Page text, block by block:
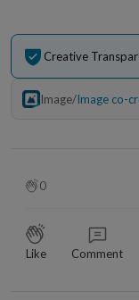
Creative
Image/Image co-
0
Like Comment